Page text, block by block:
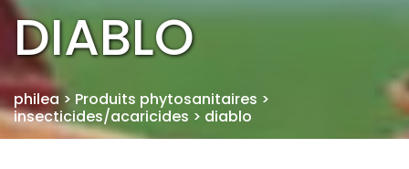
DIABLO
philea > Produits phytosanitaires >
insecticides/acaricides > diablo